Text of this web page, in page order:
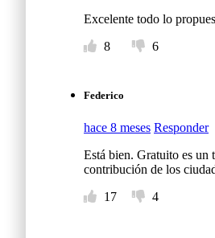
Excelente todo lo
8
6
Federico
hace 8 meses Responder
Está bien. Gratuito es un
contribución de los
17
4